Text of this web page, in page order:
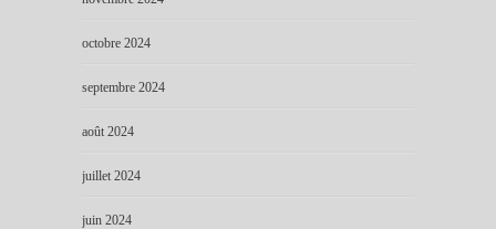
octobre 2024
septembre 2024
août 2024
juillet 2024
juin 2024